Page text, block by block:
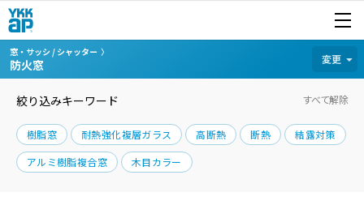
開く
商品を探す
カテゴリから探す
窓・サッシ / シャッター
防火窓 変更
絞り込みキーワード すべて解除
樹脂窓 耐熱強化複層ガラス 高断熱 断熱
結露対策
アルミ樹脂複合窓
木目カラー